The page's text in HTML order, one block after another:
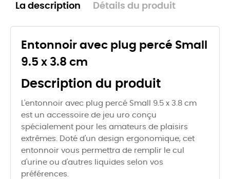
La description Détails du produit
Entonnoir avec plug percé Small
9.5 x 3.8 cm
Description du produit
L'entonnoir avec plug percé Small 9.5 x 3.8 cm
est un accessoire de jeu uro conçu
spécialement pour les amateurs de plaisirs
extrêmes. Doté d'un design ergonomique, cet
entonnoir vous permettra de remplir le cul
d'urine ou d'autres liquides selon vos
préférences.